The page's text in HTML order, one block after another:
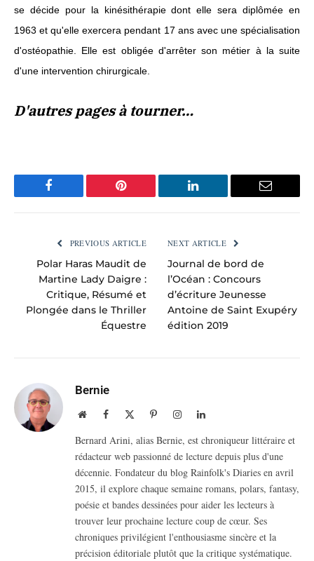
se décide pour la kinésithérapie dont elle sera diplômée en
1963 et qu'elle exercera pendant 17 ans avec une spécialisation
d'ostéopathie. Elle est obligée d'arrêter son métier à la suite
d'une intervention chirurgicale.
D'autres pages à tourner…
Facebook Pinterest LinkedIn Email
PREVIOUS ARTICLE
Polar Haras Maudit de
Martine Lady Daigre :
Critique, Résumé et
Plongée dans le Thriller
Équestre
NEXT ARTICLE
Journal de bord de
l’Océan : Concours
d’écriture Jeunesse
Antoine de Saint Exupéry
édition 2019
Bernie
WebsiteFacebook PinterestInstagramLinkedIn
Bernard Arini, alias Bernie, est chroniqueur littéraire et
rédacteur web passionné de lecture depuis plus d'une
décennie. Fondateur du blog Rainfolk's Diaries en avril
2015, il explore chaque semaine romans, polars, fantasy,
poésie et bandes dessinées pour aider les lecteurs à
trouver leur prochaine lecture coup de cœur. Ses
chroniques privilégient l'enthousiasme sincère et la
précision éditoriale plutôt que la critique systématique.